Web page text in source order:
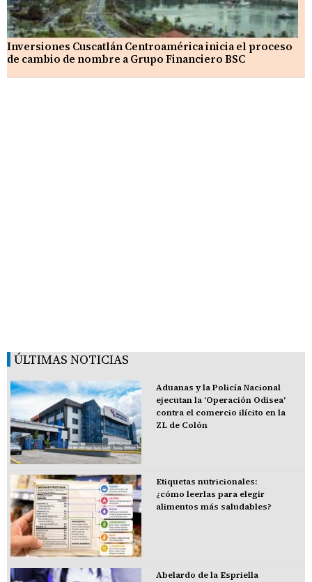
Inversiones Cuscatlán Centroamérica inicia el proceso
de cambio de nombre a Grupo Financiero BSC
ÚLTIMAS NOTICIAS
Aduanas y la Policía Nacional
ejecutan la 'Operación Odisea'
contra el comercio ilícito en la
ZL de Colón
Etiquetas nutricionales:
¿cómo leerlas para elegir
alimentos más saludables?
Abelardo de la Espriella